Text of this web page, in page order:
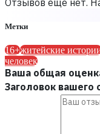
Метки
16+житейские
человек
Ваша общая
Заголовок вашего